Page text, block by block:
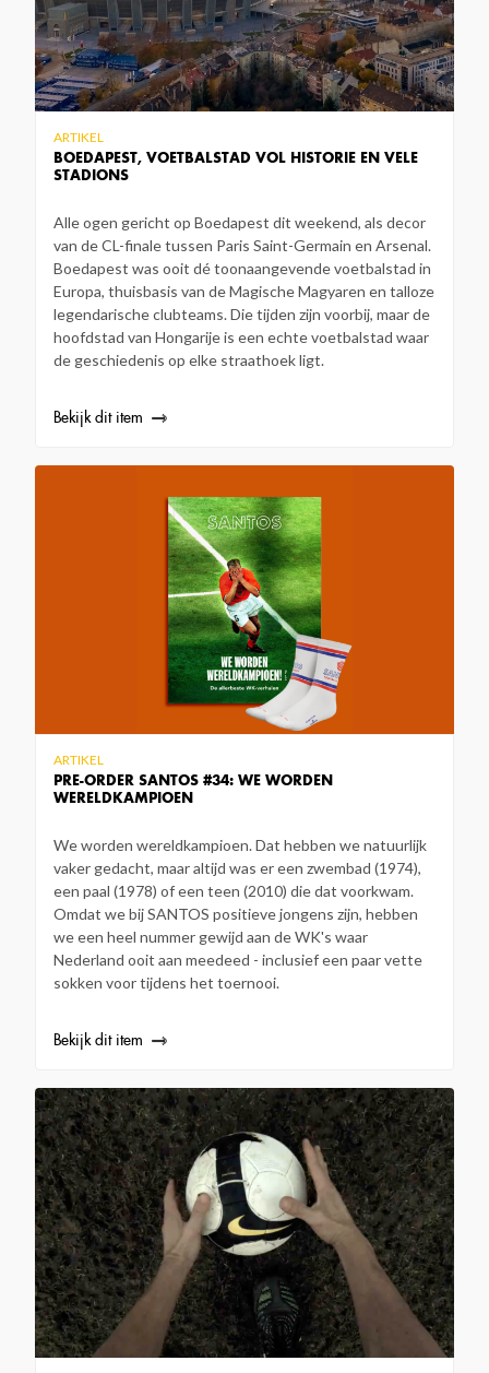
BOEDAPEST, VOETBALSTAD VOL HISTORIE EN VELE
STADIONS
ARTIKEL
Alle ogen gericht op Boedapest dit weekend, als decor
van de CL-finale tussen Paris Saint-Germain en Arsenal.
Boedapest was ooit dé toonaangevende voetbalstad in
Europa, thuisbasis van de Magische Magyaren en talloze
legendarische clubteams. Die tijden zijn voorbij, maar de
hoofdstad van Hongarije is een echte voetbalstad waar
de geschiedenis op elke straathoek ligt.
Bekijk dit item
PRE-ORDER SANTOS #34: WE WORDEN
WERELDKAMPIOEN
ARTIKEL
We worden wereldkampioen. Dat hebben we natuurlijk
vaker gedacht, maar altijd was er een zwembad (1974),
een paal (1978) of een teen (2010) die dat voorkwam.
Omdat we bij SANTOS positieve jongens zijn, hebben
we een heel nummer gewijd aan de WK's waar
Nederland ooit aan meedeed - inclusief een paar vette
sokken voor tijdens het toernooi.
Bekijk dit item